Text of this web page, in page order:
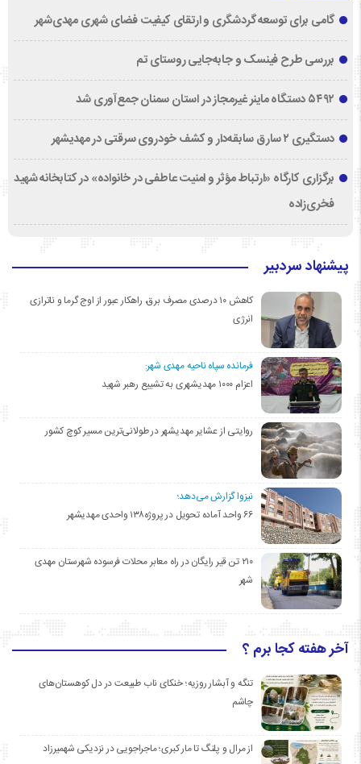
گامی برای توسعه گردشگری و ارتقای کیفیت فضای شهری مهدی‌شهر
بررسی طرح فینسک و جابه‌جایی روستای تم
۵۴۹۲ دستگاه ماینر غیرمجاز در استان سمنان جمع‌آوری شد
دستگیری ۲ سارق سابقه‌دار و کشف خودروی سرقتی در مهدیشهر
برگزاری کارگاه «ارتباط مؤثر و امنیت عاطفی در خانواده» در کتابخانه شهید
فخری‌زاده
پیشنهاد سردبیر
کاهش ۱۰ درصدی مصرف برق، راهکار عبور از اوج گرما و ناترازی
انرژی
فرمانده سپاه ناحیه مهدی شهر:
اعزام ۱۰۰۰ مهدیشهری به تشییع رهبر شهید
روایتی از عشایر مهدیشهر در طولانی‌ترین مسیر کوچ کشور
نیزوا گزارش می‌دهد؛
۶۶ واحد آماده تحویل در پروژه۱۳۸ واحدی مهدیشهر
۲۱۰ تن قیر رایگان در راه معابر محلات فرسوده شهرستان مهدی
شهر
آخر هفته کجا برم ؟
تنگه و آبشار روزیه؛ خنکای ناب طبیعت در دل کوهستان‌های
چاشم
از مرال و پلنگ تا مار کبری؛ ماجراجویی در نزدیکی شهمیرزاد